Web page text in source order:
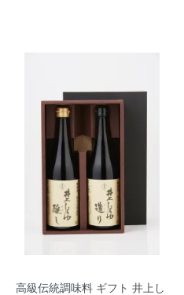
高級伝統調味料 ギフト 井上し